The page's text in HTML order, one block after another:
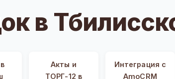
в
Акты и
ТОРГ-12 в
Интеграция с
AmoCRM